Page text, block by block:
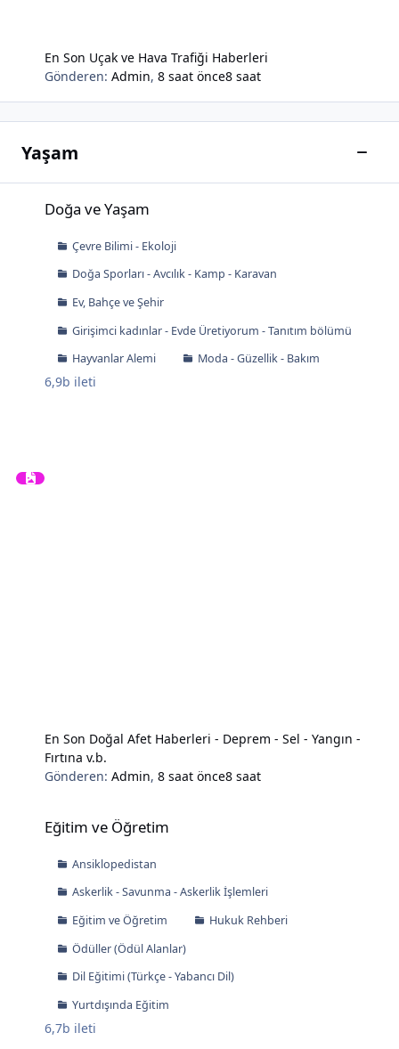
En Son Uçak ve Hava Trafiği Haberleri
Gönderen:Admin,8 saat önce8 saat
Yaşam
Doğa ve Yaşam
Çevre Bilimi - Ekoloji
Doğa Sporları - Avcılık - Kamp - Karavan
Ev, Bahçe ve Şehir
Girişimci kadınlar - Evde Üretiyorum - Tanıtım bölümü
Hayvanlar Alemi
Moda - Güzellik - Bakım
6,9b ileti
En Son Doğal Afet Haberleri - Deprem - Sel - Yangın -
Fırtına v.b.
Gönderen:Admin,8 saat önce8 saat
Eğitim ve Öğretim
Ansiklopedistan
Askerlik - Savunma - Askerlik İşlemleri
Eğitim ve Öğretim
Hukuk Rehberi
Ödüller (Ödül Alanlar)
Dil Eğitimi (Türkçe - Yabancı Dil)
Yurtdışında Eğitim
6,7b ileti